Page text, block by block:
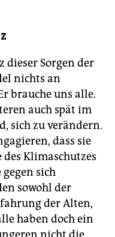
dieser Sorgen der
nichts an
brauche uns alle.
auch spät im
sich zu verändern.
dass sie
Klimaschutzes
sich
sowohl der
der Alten,
haben doch ein